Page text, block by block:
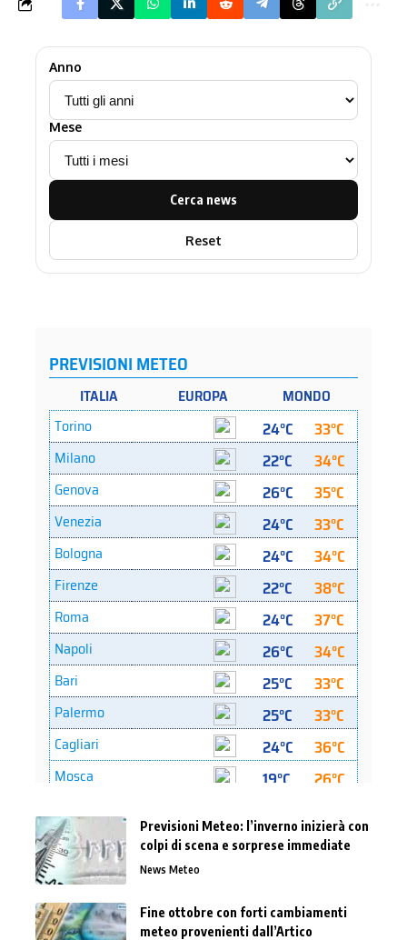
Anno
Mese
Cerca news
Reset
Previsioni Meteo: l’inverno inizierà con
colpi di scena e sorprese immediate
News Meteo
Fine ottobre con forti cambiamenti
meteo provenienti dall’Artico